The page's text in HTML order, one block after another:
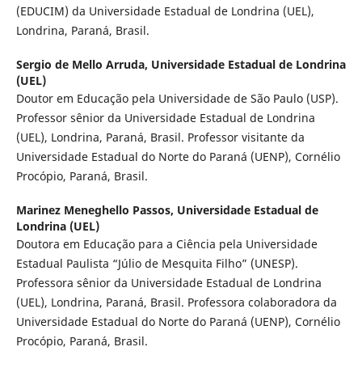
(EDUCIM) da Universidade Estadual de Londrina (UEL),
Londrina, Paraná, Brasil.
Sergio de Mello Arruda, Universidade Estadual de Londrina
(UEL)
Doutor em Educação pela Universidade de São Paulo (USP).
Professor sênior da Universidade Estadual de Londrina
(UEL), Londrina, Paraná, Brasil. Professor visitante da
Universidade Estadual do Norte do Paraná (UENP), Cornélio
Procópio, Paraná, Brasil.
Marinez Meneghello Passos, Universidade Estadual de
Londrina (UEL)
Doutora em Educação para a Ciência pela Universidade
Estadual Paulista “Júlio de Mesquita Filho” (UNESP).
Professora sênior da Universidade Estadual de Londrina
(UEL), Londrina, Paraná, Brasil. Professora colaboradora da
Universidade Estadual do Norte do Paraná (UENP), Cornélio
Procópio, Paraná, Brasil.